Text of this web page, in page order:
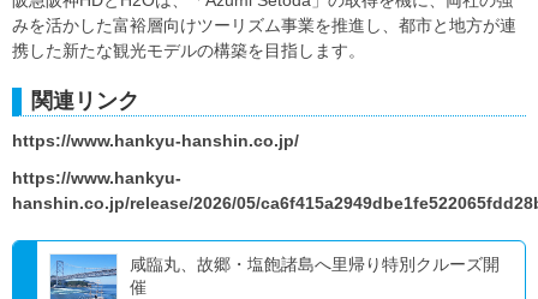
みを活かした富裕層向けツーリズム事業を推進し、都市と地方が連
携した新たな観光モデルの構築を目指します。
関連リンク
https://www.hankyu-hanshin.co.jp/
https://www.hankyu-
hanshin.co.jp/release/2026/05/
咸臨丸、故郷・塩飽諸島へ里帰り特別クルーズ開
催